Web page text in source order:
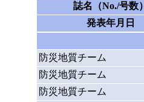
誌名（No./号数）
発表年月日
防災地質チーム
防災地質チーム
防災地質チーム